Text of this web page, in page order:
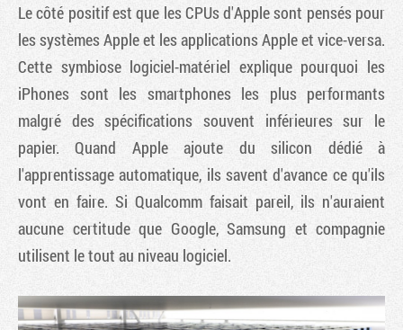
Le côté positif est que les CPUs d'Apple sont pensés pour
les systèmes Apple et les applications Apple et vice-versa.
Cette symbiose logiciel-matériel explique pourquoi les
iPhones sont les smartphones les plus performants
malgré des spécifications souvent inférieures sur le
papier. Quand Apple ajoute du silicon dédié à
l'apprentissage automatique, ils savent d'avance ce qu'ils
vont en faire. Si Qualcomm faisait pareil, ils n'auraient
aucune certitude que Google, Samsung et compagnie
utilisent le tout au niveau logiciel.